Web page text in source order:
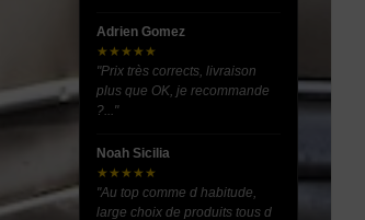
Adrien Gomez
★★★★★
"Prix très corrects, livraison
plus que OK, je recommande
?..."
Noah Sicilia
★★★★★
"Au top comme d habitude,
large choix de produits tous d